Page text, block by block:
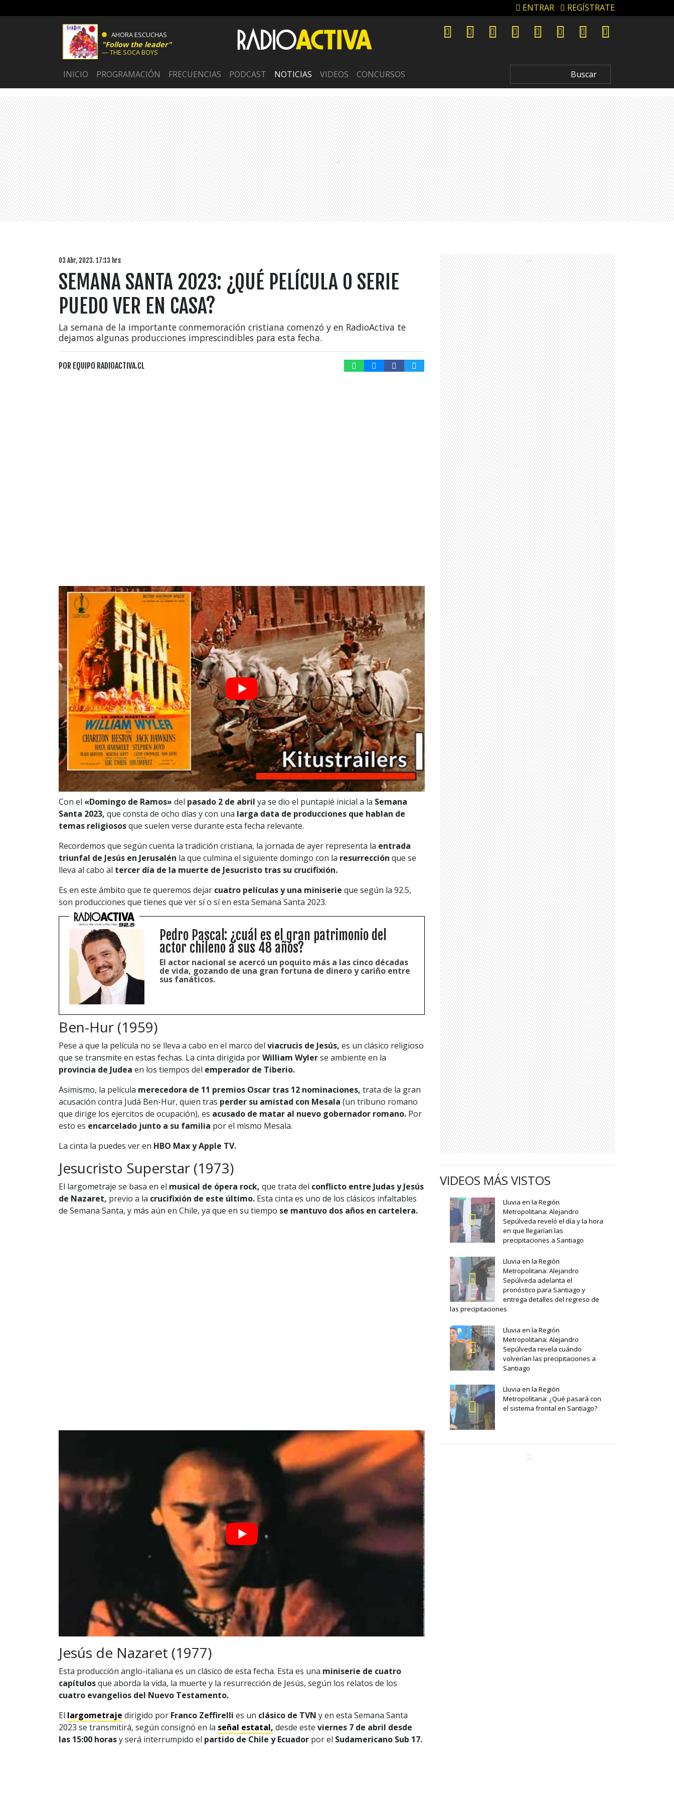
ENTRAR REGÍSTRATE
AHORA ESCUCHAS
Follow the leader
THE SOCA BOYS
INICIO PROGRAMACIÓN FRECUENCIAS PODCAST NOTICIAS VIDEOS CONCURSOS
03 Abr, 2023. 17:13 hrs
SEMANA SANTA 2023: ¿QUÉ PELÍCULA O SERIE
PUEDO VER EN CASA?
La semana de la importante conmemoración cristiana comenzó y en RadioActiva te
dejamos algunas producciones imprescindibles para esta fecha.
POR EQUIPO RADIOACTIVA.CL
Con el «Domingo de Ramos» del pasado 2 de abril ya se dio el puntapié inicial a la Semana
Santa 2023, que consta de ocho días y con una larga data de producciones que hablan de
temas religiososque suelen verse durante esta fecha relevante.
Recordemos que según cuenta la tradición cristiana, la jornada de ayer representa la entrada
triunfal de Jesús en Jerusalén la que culmina el siguiente domingo con la resurrección que se
lleva al cabo al tercer día de la muerte de Jesucristo tras su crucifixión.
Es en este ámbito que te queremos dejar cuatro películas y una miniserie que según la 92.5,
son producciones que tienes que ver sí o sí en esta Semana Santa 2023.
Pedro Pascal: ¿cuál es el gran patrimonio del
actor chileno a sus 48 años?
El actor nacional se acercó un poquito más a las cinco décadas
de vida, gozando de una gran fortuna de dinero y cariño entre
sus fanáticos.
Ben-Hur (1959)
Pese a que la película no se lleva a cabo en el marco del viacrucis de Jesús, es un clásico religioso
que se transmite en estas fechas. La cinta dirigida porWilliam Wylerse ambiente en la
provincia de Judea en los tiempos del emperador de Tiberio.
Asimismo, la película merecedora de 11 premios Oscar tras 12 nominaciones, trata de la gran
acusación contra Judá Ben-Hur, quien tras perder su amistad con Mesala (un tribuno romano
que dirige los ejercitos de ocupación), es acusado de matar al nuevo gobernador romano. Por
esto es encarcelado junto a su familia por el mismo Mesala.
La cinta la puedes ver en HBO Max y Apple TV.
Jesucristo Superstar (1973)
El largometraje se basa en el musical de ópera rock, que trata del conflicto entre Judas y Jesús
de Nazaret, previo a la crucifixión de este último. Esta cinta es uno de los clásicos infaltables
de Semana Santa, y más aún en Chile, ya que en su tiempo se mantuvo dos años en cartelera.
Jesús de Nazaret (1977)
Esta producción anglo-italiana es un clásico de esta fecha. Esta es una miniserie de cuatro
capítulosque aborda la vida, la muerte y la resurrección de Jesús, según los relatos de los
cuatro evangelios del Nuevo Testamento.
El largometraje dirigido por Franco Zeffirelli es un clásico de TVN y en esta Semana Santa
2023 se transmitirá, según consignó en la señal estatal, desde este viernes 7 de abril desde
las 15:00 horasy será interrumpido el partido de Chile y Ecuador por el Sudamericano Sub 17.
VIDEOS MÁS VISTOS
Lluvia en la Región
Metropolitana: Alejandro
Sepúlveda reveló el día y la hora
en que llegarían las
precipitaciones a Santiago
Lluvia en la Región
Metropolitana: Alejandro
Sepúlveda adelanta el
pronóstico para Santiago y
entrega detalles del regreso de
las precipitaciones
Lluvia en la Región
Metropolitana: Alejandro
Sepúlveda revela cuándo
volverían las precipitaciones a
Santiago
Lluvia en la Región
Metropolitana: ¿Qué pasará con
el sistema frontal en Santiago?